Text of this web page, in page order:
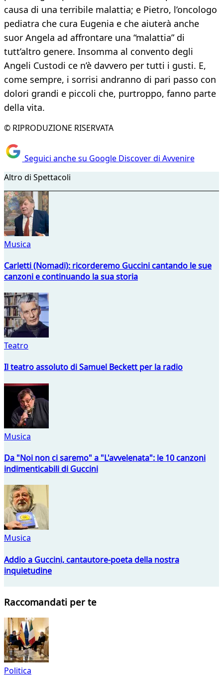
causa di una terribile malattia; e Pietro, l’oncologo
pediatra che cura Eugenia e che aiuterà anche
suor Angela ad affrontare una “malattia” di
tutt’altro genere. Insomma al convento degli
Angeli Custodi ce n’è davvero per tutti i gusti. E,
come sempre, i sorrisi andranno di pari passo con
dolori grandi e piccoli che, purtroppo, fanno parte
della vita.
© RIPRODUZIONE RISERVATA
Seguici anche su Google Discover di Avvenire
Altro di Spettacoli
Musica
Carletti (Nomadi): ricorderemo Guccini cantando le sue
canzoni e continuando la sua storia
Teatro
Il teatro assoluto di Samuel Beckett per la radio
Musica
Da "Noi non ci saremo" a "L'avvelenata": le 10 canzoni
indimenticabili di Guccini
Musica
Addio a Guccini, cantautore-poeta della nostra
inquietudine
Raccomandati per te
Politica